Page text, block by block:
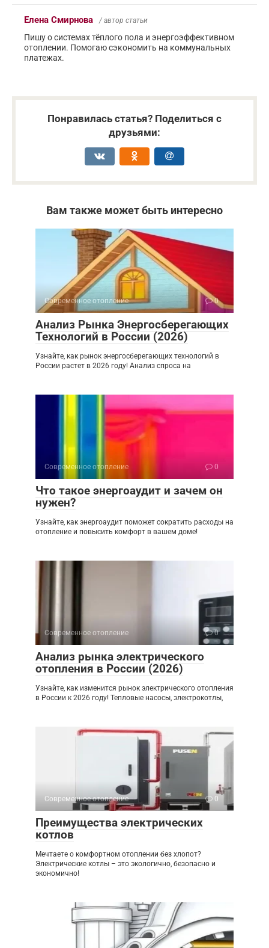
Елена Смирнова / автор статьи
Пишу о системах тёплого пола и энергоэффективном
отоплении. Помогаю сэкономить на коммунальных
платежах.
Понравилась статья? Поделиться с
друзьями:
Вам также может быть интересно
Современное отопление 0
Анализ Рынка Энергосберегающих
Технологий в России (2026)
Узнайте, как рынок энергосберегающих технологий в
России растет в 2026 году! Анализ спроса на
Современное отопление 0
Что такое энергоаудит и зачем он
нужен?
Узнайте, как энергоаудит поможет сократить расходы на
отопление и повысить комфорт в вашем доме!
Современное отопление 0
Анализ рынка электрического
отопления в России (2026)
Узнайте, как изменится рынок электрического отопления
в России к 2026 году! Тепловые насосы, электрокотлы,
Современное отопление 0
Преимущества электрических
котлов
Мечтаете о комфортном отоплении без хлопот?
Электрические котлы – это экологично, безопасно и
экономично!